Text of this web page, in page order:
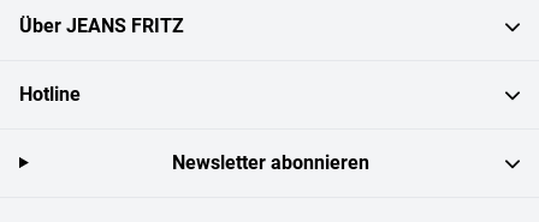
Über JEANS FRITZ
Hotline
Newsletter abonnieren